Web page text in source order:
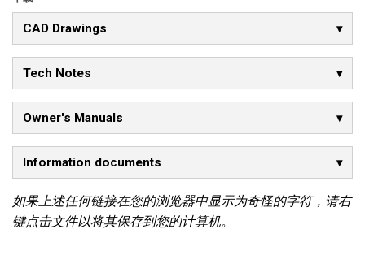
哪里购买和连接
支持
语言/地区
CAD Drawings
Tech Notes
Owner's Manuals
Information documents
如果上述任何链接在您的浏览器中显示为奇怪的字符，请右
键点击文件以将其保存到您的计算机。